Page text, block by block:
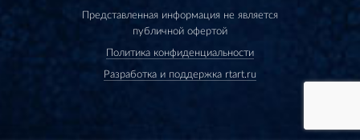
Представленная информация не является
публичной офертой
Политика конфиденциальности
Разработка и поддержка rtart.ru